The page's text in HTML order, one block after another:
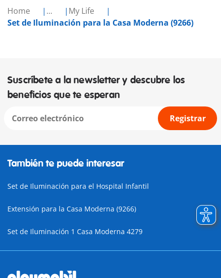
Home ...
My Life
Set de Iluminación para la Casa Moderna (9266)
Suscríbete a la newsletter y descubre los
beneficios que te esperan
Registrar
También te puede interesar
Set de Iluminación para el Hospital Infantil
Extensión para la Casa Moderna (9266)
Set de Iluminación 1 Casa Moderna 4279